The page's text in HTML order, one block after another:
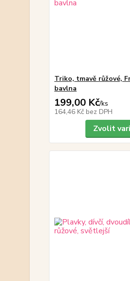
Triko, tmavě růžové,
bavlna
199,00 Kč/ks
164,46 Kč bez DPH
Zvolit